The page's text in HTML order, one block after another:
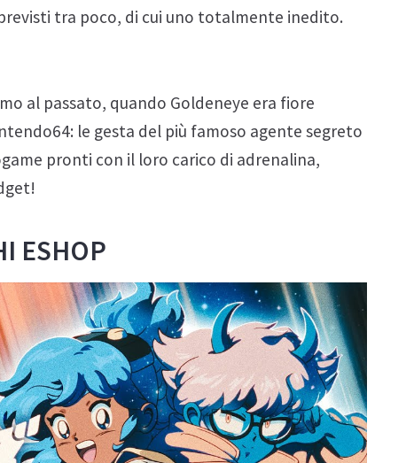
tra poco, di cui uno totalmente inedito.
al passato, quando Goldeneye era fiore
le gesta del più famoso agente segreto
pronti con il loro carico di adrenalina,
ESHOP